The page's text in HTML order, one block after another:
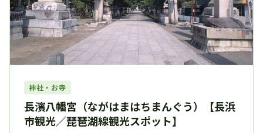
神社・お寺
長濱八幡宮（ながはまはちまんぐう）【長浜
市観光／琵琶湖線観光スポット】